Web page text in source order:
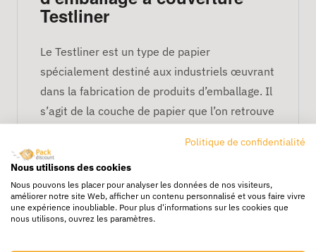
Testliner
Le Testliner est un type de papier
spécialement destiné aux industriels œuvrant
dans la fabrication de produits d’emballage. Il
s’agit de la couche de papier que l’on retrouve
Le Testliner étant un matériau conçu en fibres
de papier courtes 100% recyclées, les
emballages conçus dans ce matériau sont de
véritables alliés éco responsables. En outre,
Politique de confidentialité
Nous utilisons des cookies
Nous pouvons les placer pour analyser les données de nos visiteurs,
améliorer notre site Web, afficher un contenu personnalisé et vous faire vivre
une expérience inoubliable. Pour plus d'informations sur les cookies que
nous utilisons, ouvrez les paramètres.